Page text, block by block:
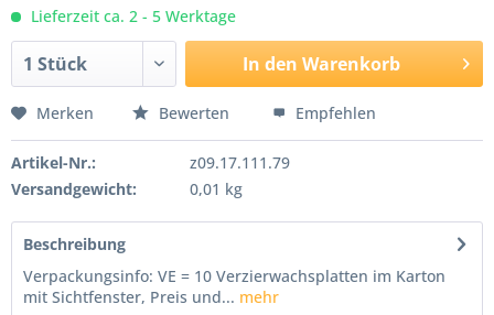
Lieferzeit ca. 2 - 5 Werktage
In den Warenkorb
Merken Bewerten Empfehlen
Artikel-Nr.:
z09.17.111.79
Versandgewicht:
0,01 kg
Beschreibung
Verpackungsinfo: VE = 10 Verzierwachsplatten im Karton
mit Sichtfenster, Preis und... mehr